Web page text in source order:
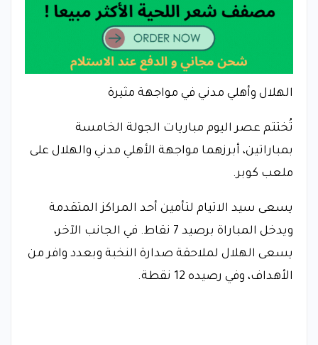
الهلال وأهلي مدني في مواجهة مثيرة
تُختتم عصر اليوم مباريات الجولة الخامسة
بمباراتين، أبرزهما مواجهة الأهلي مدني والهلال على
ملعب كوبر.
يسعى سيد الاتيام لتأمين أحد المراكز المتقدمة
ويدخل المباراة برصيد 7 نقاط. في الجانب الآخر،
يسعى الهلال لملاحقة صدارة النخبة وبعدد وافر من
الأهداف، وفي رصيده 12 نقطة.